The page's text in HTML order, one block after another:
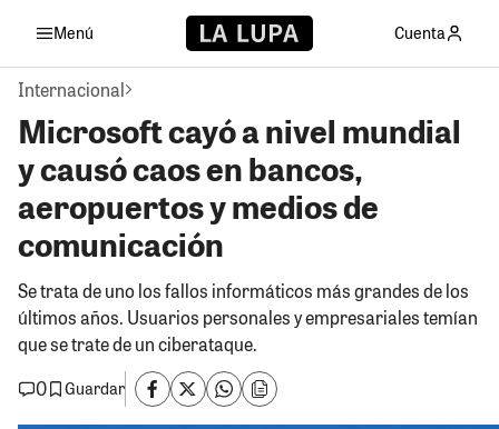
Menú Cuenta
Internacional
Microsoft cayó a nivel mundial
y causó caos en bancos,
aeropuertos y medios de
comunicación
Se trata de uno los fallos informáticos más grandes de los
últimos años. Usuarios personales y empresariales temían
que se trate de un ciberataque.
0
Guardar